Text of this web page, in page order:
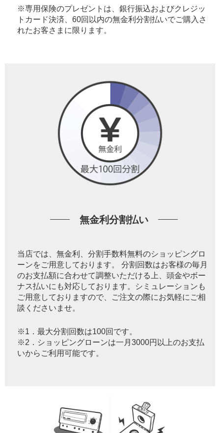
※専用保険のプレゼントは、銀行振込およびクレジッ
トカード決済、60回以内の無金利分割払いでご購入さ
れたお客さまに限ります。
無金利分割払い
当店では、無金利、分割手数料無料のショッピングロ
ーンをご用意しております。 分割回数はお客様の毎月
のお支払額に合わせて調整いただける上、頭金やボー
ナス払いにも対応しております。シミュレーションも
ご用意しておりますので、ご注文の際にお気軽にご相
談くださいませ。
※1．最大分割回数は100回です。
※2．ショッピングローンは一月3000円以上のお支払
いからご利用可能です。